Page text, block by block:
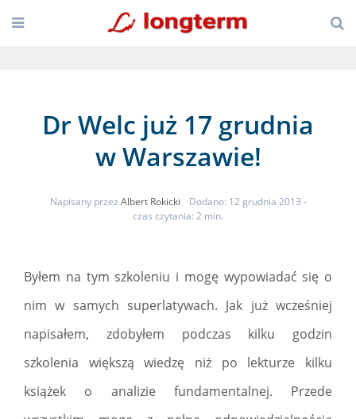
Dr Welc już 17 grudnia
w Warszawie!
Napisany przez Albert Rokicki Dodano: 12 grudnia 2013 -
czas czytania: 2 min.
Byłem na tym szkoleniu i mogę wypowiadać się o
nim w samych superlatywach. Jak już wcześniej
napisałem, zdobyłem podczas kilku godzin
szkolenia większą wiedzę niż po lekturze kilku
książek o analizie fundamentalnej. Przede